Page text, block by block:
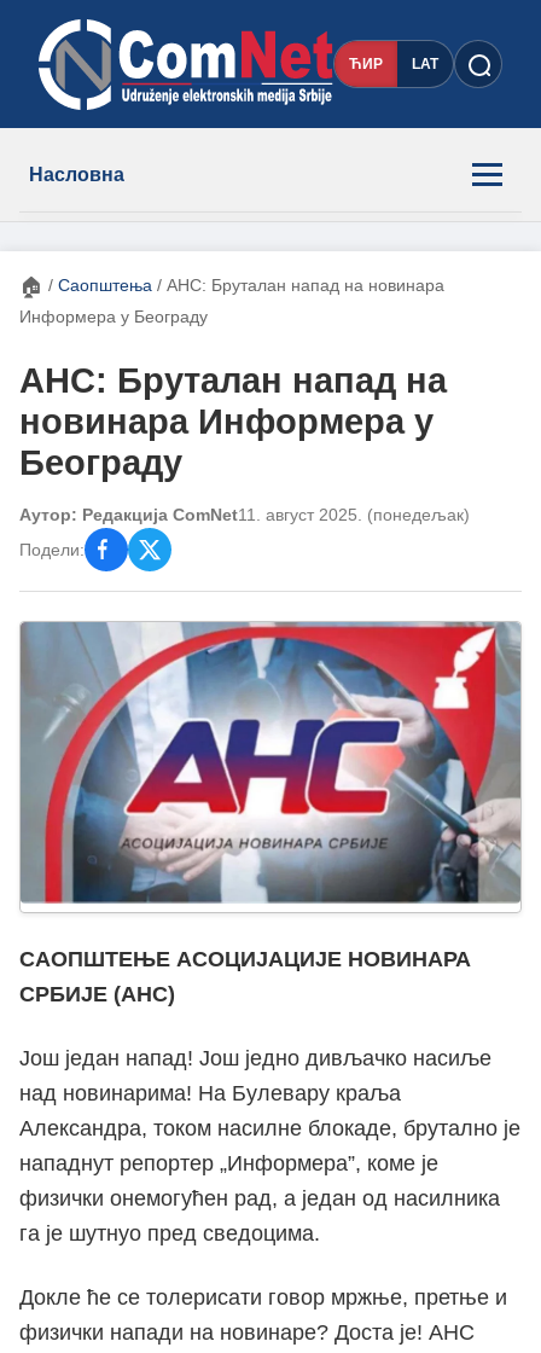
ЋИР LAT
Насловна
Новости
Чланови
О нама
Контакт
🏠 / Саопштења / АНС: Бруталан напад на новинара
Информера у Београду
АНС: Бруталан напад на
новинара Информера у
Београду
Аутор: Редакција ComNet11. август 2025. (понедељак)
Подели:
САОПШТЕЊЕ АСОЦИЈАЦИЈЕ НОВИНАРА
СРБИЈЕ (АНС)
Још један напад! Још једно дивљачко насиље
над новинарима! На Булевару краља
Александра, током насилне блокаде, брутално је
нападнут репортер „Информера”, коме је
физички онемогућен рад, а један од насилника
га је шутнуо пред сведоцима.
Докле ће се толерисати говор мржње, претње и
физички напади на новинаре? Доста је! АНС